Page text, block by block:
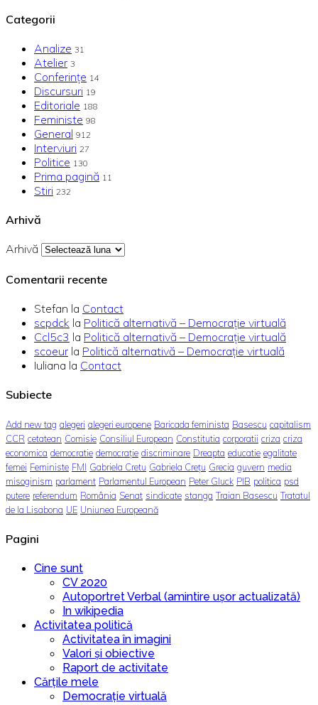
Categorii
Analize 31
Atelier 3
Conferințe 14
Discursuri 19
Editoriale 188
Feministe 98
General 912
Interviuri 27
Politice 130
Prima pagină 11
Stiri 232
Arhivă
Arhivă
Comentarii recente
Stefan la Contact
scpdck la Politică alternativă – Democraţie virtuală
Ccl5c3 la Politică alternativă – Democraţie virtuală
scoeur la Politică alternativă – Democraţie virtuală
Iuliana la Contact
Subiecte
Add new tag alegeri alegeri europene Baricada feminista Basescu capitalism
CCR cetatean Comisie Consiliul European Constitutia corporatii criza criza
economica democratie democrație discriminare Dreapta educatie egalitate
femei Feministe FMI Gabriela Cretu Gabriela Crețu Grecia guvern media
misoginism parlament Parlamentul European Peter Gluck PIB politica psd
putere referendum România Senat sindicate stanga Traian Basescu Tratatul
de la Lisabona UE Uniunea Europeană
Pagini
Cine sunt
CV 2020
Autoportret Verbal (amintire ușor actualizată)
In wikipedia
Activitatea politică
Activitatea în imagini
Valori și obiective
Raport de activitate
Cărțile mele
Democrație virtuală